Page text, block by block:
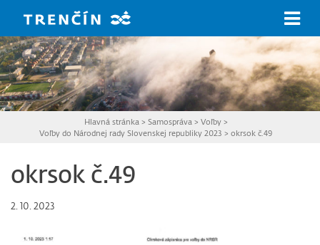
Hlavná stránka > Samospráva > Voľby>
Voľby do Národnej rady Slovenskej republiky 2023 >okrsok č.49
okrsok č.49
2. 10. 2023